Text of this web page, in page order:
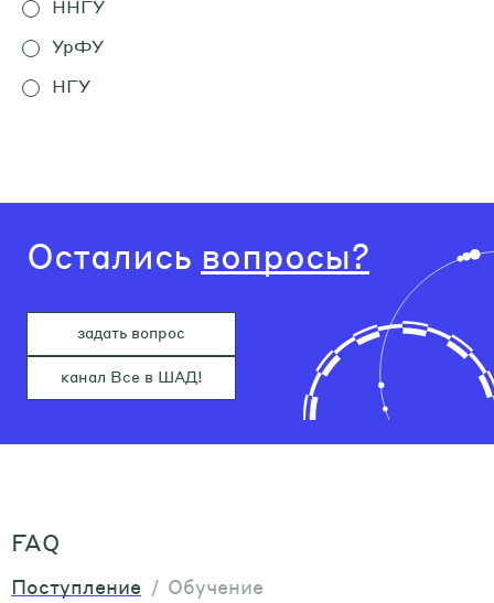
ННГУ
УрФУ
НГУ
Остались вопросы?
задать вопрос
канал Все в ШАД!
FAQ
Поступление Обучение